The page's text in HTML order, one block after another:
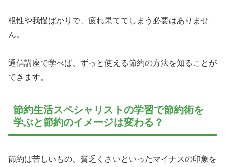
根性や我慢ばかりで、疲れ果ててしまう必要はありませ
ん。
通信講座で学べば、ずっと使える節約の方法を知ることが
できます。
節約生活スペシャリストの学習で節約術を
学ぶと節約のイメージは変わる？
節約は苦しいもの、貧乏くさいといったマイナスの印象を